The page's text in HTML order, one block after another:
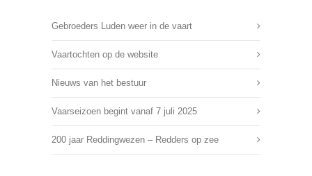
Gebroeders Luden weer in de vaart
Vaartochten op de website
Nieuws van het bestuur
Vaarseizoen begint vanaf 7 juli 2025
200 jaar Reddingwezen – Redders op zee